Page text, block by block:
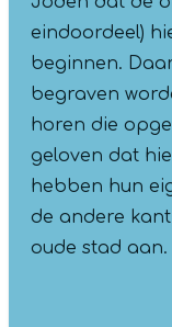
eindoordeel)
beginnen.
begraven
horen die
geloven dat
hebben hun
de andere
oude stad aan.